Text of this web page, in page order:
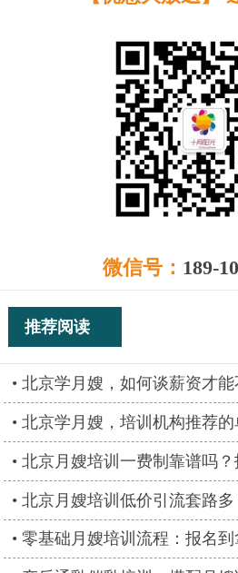
微信号： 189-
推荐阅读
北京学月嫂，如何谈薪资才能
北京学月嫂，培训机构推荐的
北京月嫂培训一费制靠谱吗
北京月嫂培训低价引流套路
零基础月嫂培训流程：报名